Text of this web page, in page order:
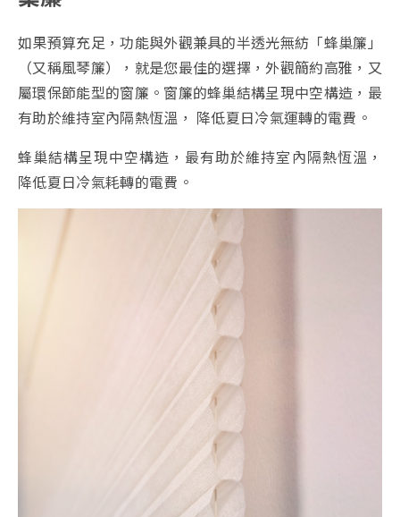
如果預算充足，功能與外觀兼具的半透光無紡「蜂巢簾」
（又稱風琴簾），就是您最佳的選擇，外觀簡約高雅，又
屬環保節能型的窗簾。窗簾的蜂巢結構呈現中空構造，最
有助於維持室內隔熱恆溫， 降低夏日冷氣運轉的電費。
蜂巢結構呈現中空構造，最有助於維持室內隔熱恆溫，
降低夏日冷氣耗轉的電費。